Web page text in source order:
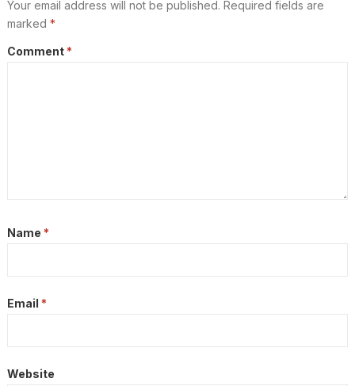
Your email address will not be published. Required fields are
marked *
Comment *
Name *
Email *
Website